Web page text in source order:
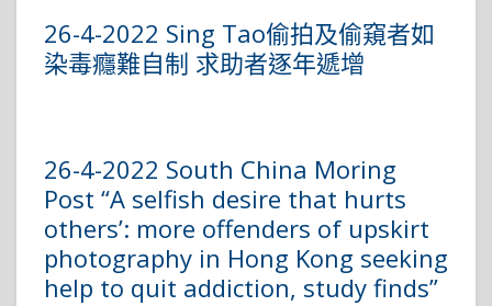
26-4-2022 Sing Tao偷拍及偷窺者如
染毒癮難自制 求助者逐年遞增
26-4-2022 South China Moring
Post “A selfish desire that hurts
others’: more offenders of upskirt
photography in Hong Kong seeking
help to quit addiction, study finds”